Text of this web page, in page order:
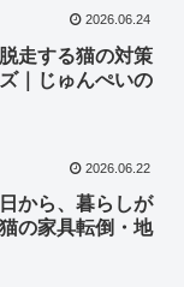
2026.06.24
走する猫の対策
｜じゅんぺいの
2026.06.22
から、暮らしが
の家具転倒・地